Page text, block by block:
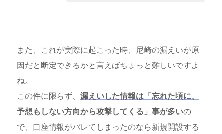
また、これが実際に起こった時、尼崎の漏えいが原
因だと断定できるかと言えばちょっと難しいですよ
ね。
この件に限らず、 漏えいした情報は「忘れた頃に、
予想もしない方向から攻撃してくる」事が多いの
で、口座情報がバレてしまったのなら新規開設する